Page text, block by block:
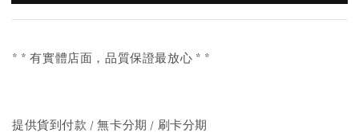
* * 有實體店面，品質保證最放心 * *
提供貨到付款 / 無卡分期 / 刷卡分期